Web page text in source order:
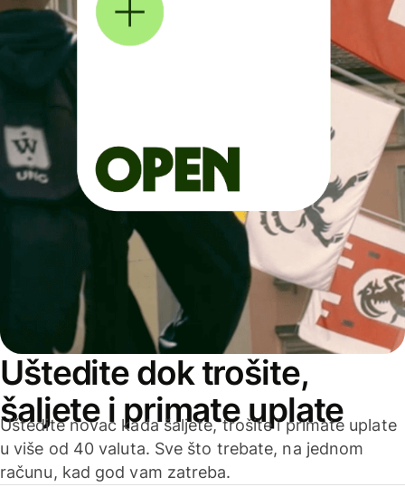
Uštedite dok trošite,
šaljete i primate uplate
Uštedite novac kada šaljete, trošite i primate uplate
u više od 40 valuta. Sve što trebate, na jednom
računu, kad god vam zatreba.